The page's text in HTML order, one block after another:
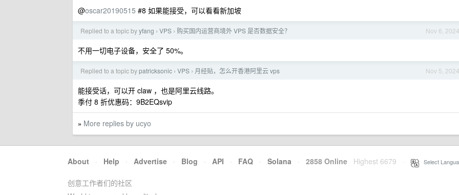
@oscar20190515 #8 如果能接受，可以看看新加坡
Nov 6, 2024
Replied to a topic byyfang › VPS › 购买国内运营商境外 VPS 是否数据安全？
不用一切电子设备，安全了 50%。
Nov 5, 2024
Replied to a topic bypatricksonic › VPS › 月经贴，怎么开香港阿里云 vps
能接受话，可以开 claw ，也是阿里云线路。
季付 8 折优惠码：9B2EQsvip
» More replies by ucyo
About · Help · Advertise · Blog · API · FAQ · Solana · 2858 Online Highest 6679 Select
创意工作者们的社区